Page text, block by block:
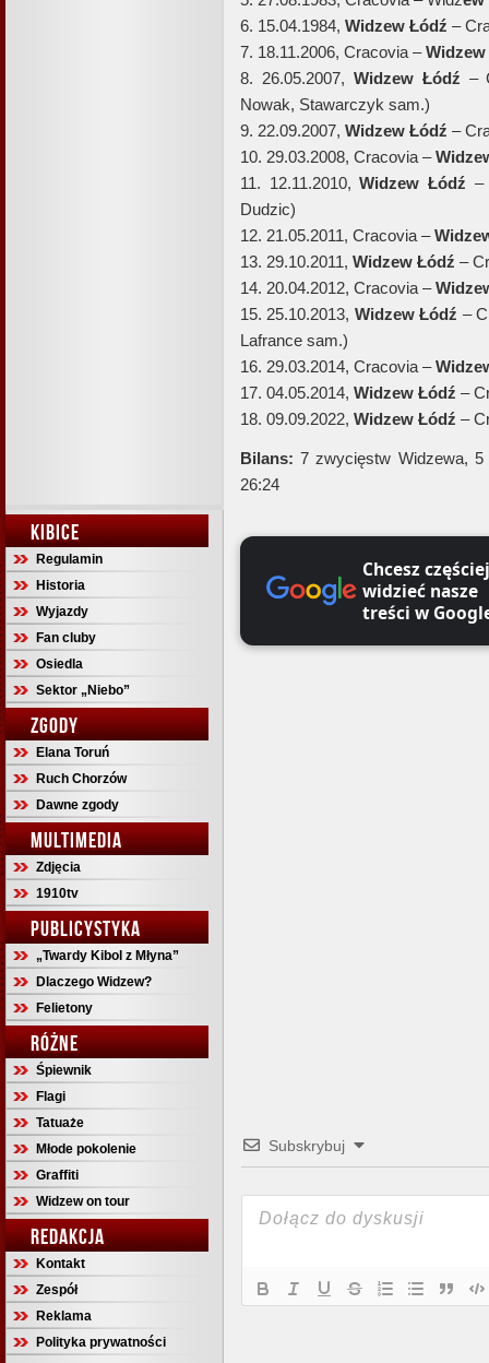
KIBICE
Regulamin
Historia
Wyjazdy
Fan cluby
Osiedla
Sektor „Niebo”
ZGODY
Elana Toruń
Ruch Chorzów
Dawne zgody
MULTIMEDIA
Zdjęcia
1910tv
PUBLICYSTYKA
„Twardy Kibol z Młyna”
Dlaczego Widzew?
Felietony
RÓŻNE
Śpiewnik
Flagi
Tatuaże
Młode pokolenie
Graffiti
Widzew on tour
REDAKCJA
Kontakt
Zespół
Reklama
Polityka prywatności
6. 15.04.1984, Widzew Łódź –
7. 18.11.2006, Cracovia –
8. 26.05.2007, Widzew Łódź –
Nowak, Stawarczyk sam.)
9. 22.09.2007, Widzew Łódź –
10. 29.03.2008, Cracovia –
11. 12.11.2010,Widzew Łódź –
Dudzic)
12. 21.05.2011, Cracovia –
13. 29.10.2011, Widzew Łódź –
14. 20.04.2012, Cracovia –
15. 25.10.2013, Widzew Łódź –
Lafrance sam.)
16. 29.03.2014, Cracovia –
17. 04.05.2014, Widzew Łódź –
18. 09.09.2022, Widzew Łódź –
Bilans: 7 zwycięstw Widzewa,
26:24
Chcesz częściej
widzieć nasze
treści w
Subskrybuj